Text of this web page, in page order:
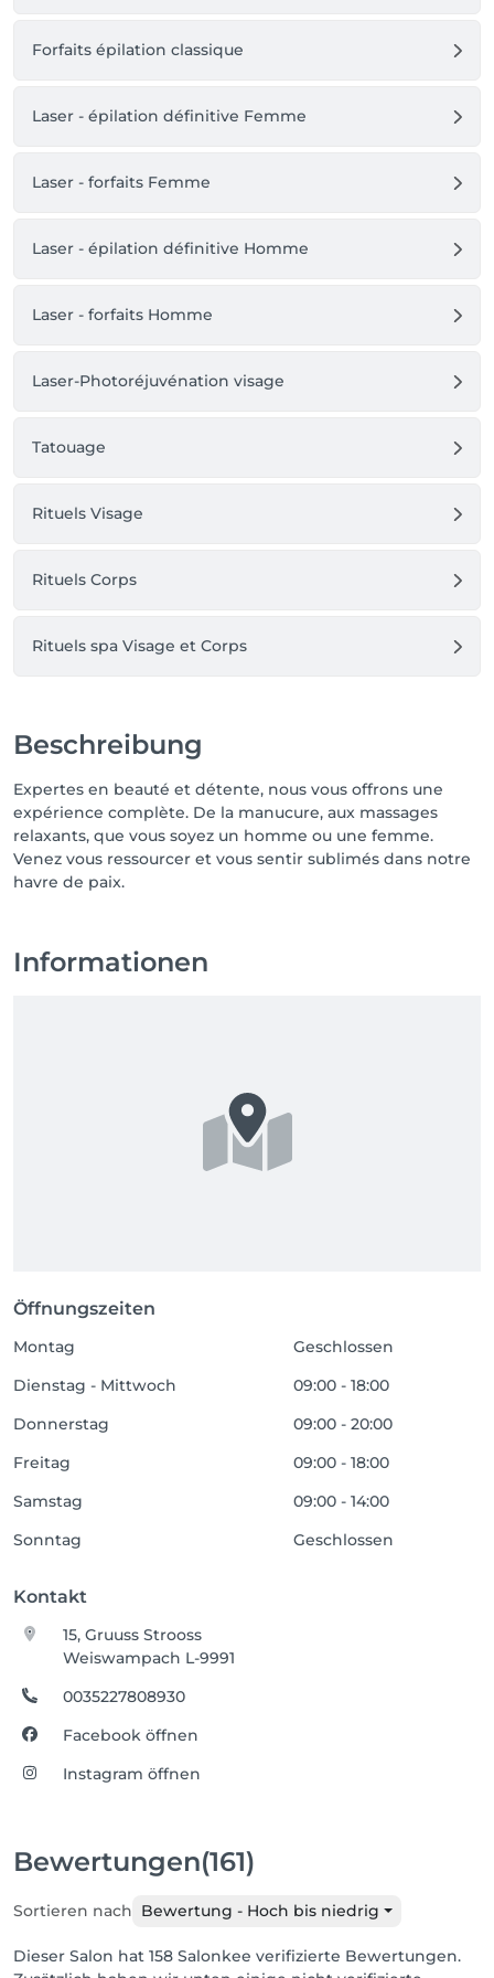
passion et engagement 🤍
Forfaits épilation classique
Laser - épilation définitive Femme
Laser - forfaits Femme
Laser - épilation définitive Homme
Laser - forfaits Homme
Laser-Photoréjuvénation visage
Tatouage
Rituels Visage
Rituels Corps
Rituels spa Visage et Corps
Beschreibung
Expertes en beauté et détente, nous vous offrons une
expérience complète. De la manucure, aux massages
relaxants, que vous soyez un homme ou une femme.
Venez vous ressourcer et vous sentir sublimés dans notre
havre de paix.
Informationen
Öffnungszeiten
Montag
Geschlossen
Dienstag - Mittwoch
09:00 - 18:00
Donnerstag
09:00 - 20:00
Freitag
09:00 - 18:00
Samstag
09:00 - 14:00
Sonntag
Geschlossen
Kontakt
15, Gruuss Strooss
Weiswampach L-9991
0035227808930
Facebook öffnen
Instagram öffnen
Bewertungen(161)
Sortieren nach Bewertung - Hoch bis niedrig
Dieser Salon hat 158 Salonkee verifizierte Bewertungen.